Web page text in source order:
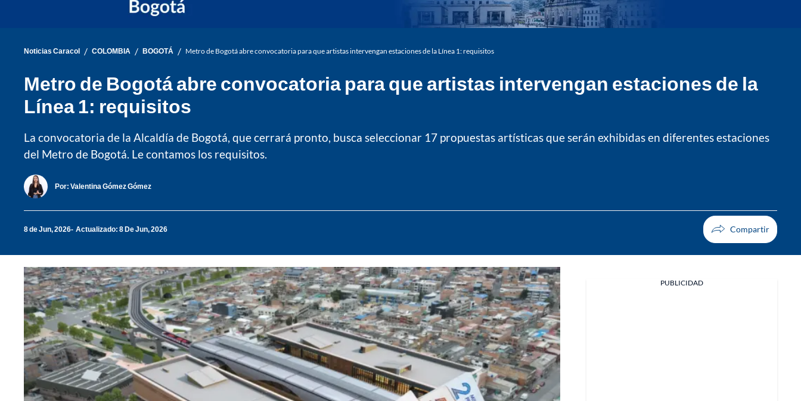
Noticias Caracol / COLOMBIA / BOGOTÁ / Metro de Bogotá abre convocatoria para que artistas intervengan estaciones de la Línea 1: requisitos
Metro de Bogotá abre convocatoria para que artistas intervengan estaciones de la
Línea 1: requisitos
La convocatoria de la Alcaldía de Bogotá, que cerrará pronto, busca seleccionar 17 propuestas artísticas que serán exhibidas en diferentes estaciones
del Metro de Bogotá. Le contamos los requisitos.
Por: Valentina Gómez Gómez
8 de Jun, 2026 Actualizado: 8 De Jun, 2026
PUBLICIDAD